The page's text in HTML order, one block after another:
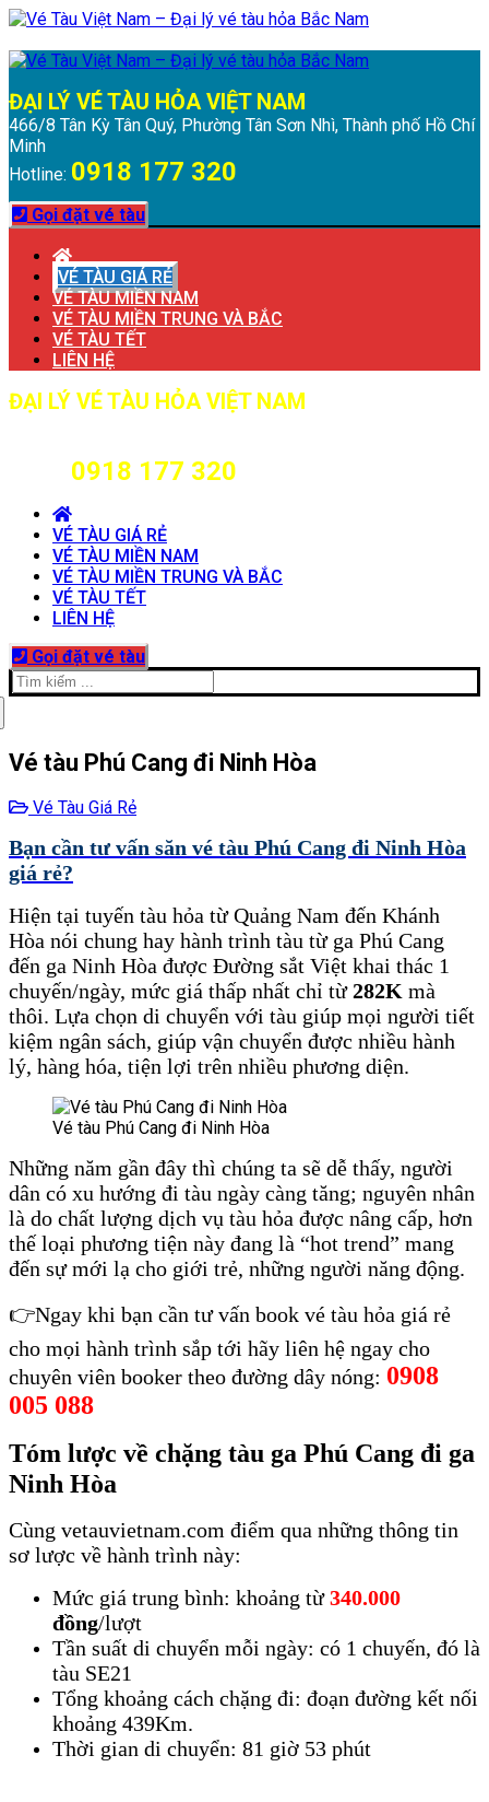
Chuyển
nội
Menu
Đóng
ĐẠI LÝ VÉ TÀU HỎA VIỆT NAM
466/8 Tân Kỳ Tân Quý, Phường Tân Sơn Nhì, Thành phố Hồ Chí
Minh
Hotline: 0918 177 320
Gọi đặt vé tàu
VÉ TÀU GIÁ RẺ
VÉ TÀU MIỀN NAM
VÉ TÀU MIỀN TRUNG VÀ BẮC
VÉ TÀU TẾT
LIÊN HỆ
ĐẠI LÝ VÉ TÀU HỎA VIỆT NAM
0918 177 320
VÉ TÀU GIÁ RẺ
VÉ TÀU MIỀN NAM
VÉ TÀU MIỀN TRUNG VÀ BẮC
VÉ TÀU TẾT
LIÊN HỆ
Gọi đặt vé tàu
Tìm
kiếm
Vé tàu Phú Cang đi Ninh Hòa
Vé Tàu Giá Rẻ
Bạn cần tư vấn săn vé tàu Phú Cang đi Ninh Hòa
giá rẻ?
Hiện tại tuyến tàu hỏa từ Quảng Nam đến Khánh
Hòa nói chung hay hành trình tàu từ ga Phú Cang
đến ga Ninh Hòa được Đường sắt Việt khai thác 1
chuyến/ngày, mức giá thấp nhất chỉ từ282K mà
thôi. Lựa chọn di chuyển với tàu giúp mọi người tiết
kiệm ngân sách, giúp vận chuyển được nhiều hành
lý, hàng hóa, tiện lợi trên nhiều phương diện.
Vé tàu Phú Cang đi Ninh Hòa
Những năm gần đây thì chúng ta sẽ dễ thấy, người
dân có xu hướng đi tàu ngày càng tăng; nguyên nhân
là do chất lượng dịch vụ tàu hỏa được nâng cấp, hơn
thế loại phương tiện này đang là “hot trend” mang
đến sự mới lạ cho giới trẻ, những người năng động.
👉Ngay khi bạn cần tư vấn book vé tàu hỏa giá rẻ
cho mọi hành trình sắp tới hãy liên hệ ngay cho
chuyên viên booker theo đường dây nóng: 0908
005 088
Tóm lược về chặng tàu ga Phú Cang đi ga
Ninh Hòa
Cùng vetauvietnam.com điểm qua những thông tin
sơ lược về hành trình này:
Mức giá trung bình: khoảng từ340.000
đồng/lượt
Tần suất di chuyển mỗi ngày: có 1 chuyến, đó là
tàu SE21
Tổng khoảng cách chặng đi: đoạn đường kết nối
khoảng 439Km.
Thời gian di chuyển: 81 giờ 53 phút